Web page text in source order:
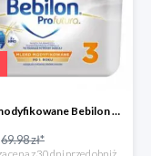
Mleko modyfikowane Bebilon Profutura 2, 3, 4 w promocyjnej cenie
69.98 zł*